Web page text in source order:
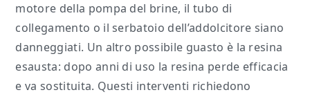
motore della pompa del brine, il tubo di
collegamento o il serbatoio dell’addolcitore siano
danneggiati. Un altro possibile guasto è la resina
esausta: dopo anni di uso la resina perde efficacia
e va sostituita. Questi interventi richiedono